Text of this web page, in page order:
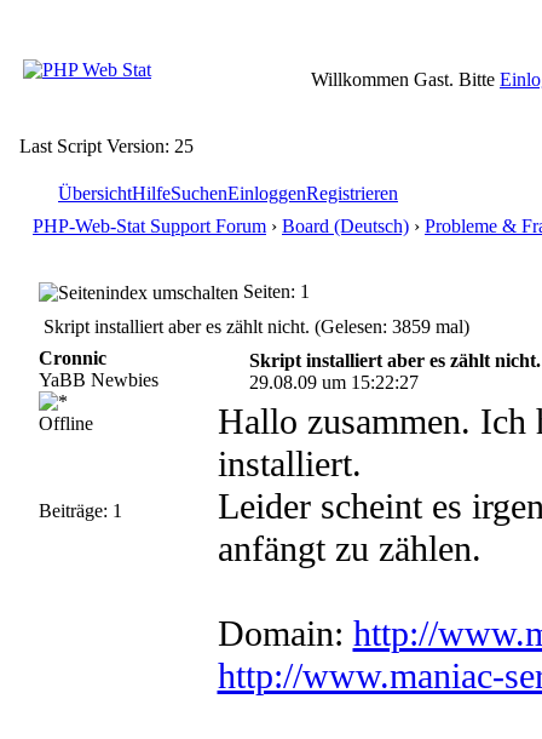
Willkommen Gast. Bitte
Last Script Version: 25
ÜbersichtHilfeSuchenEinloggenRegistrieren
PHP-Web-Stat Support Forum › Board (Deutsch) › Probleme &
Seiten: 1
Skript installiert aber es zählt nicht. (Gelesen: 3859 mal)
Cronnic
YaBB Newbies
Offline
Beiträge: 1
Skript installiert aber es zählt nicht.
29.08.09 um 15:22:27
Hallo zusammen. Ich
installiert.
Leider scheint es
anfängt zu zählen.
Domain: http://
http://www.maniac-